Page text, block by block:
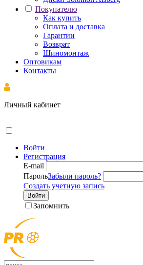
Покупателю
Как купить
Оплата и доставка
Гарантии
Возврат
Шиномонтаж
Оптовикам
Контакты
Личный кабинет
Войти
Регистрация
E-mail
ПарольЗабыли пароль?
Создать учетную запись
Войти
Запомнить